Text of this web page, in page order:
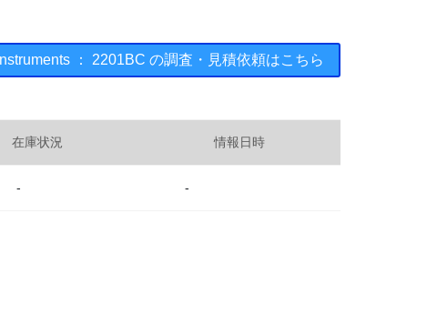
： 2201BC の調査・見積依頼はこちら
在庫状況 情報日時
- -